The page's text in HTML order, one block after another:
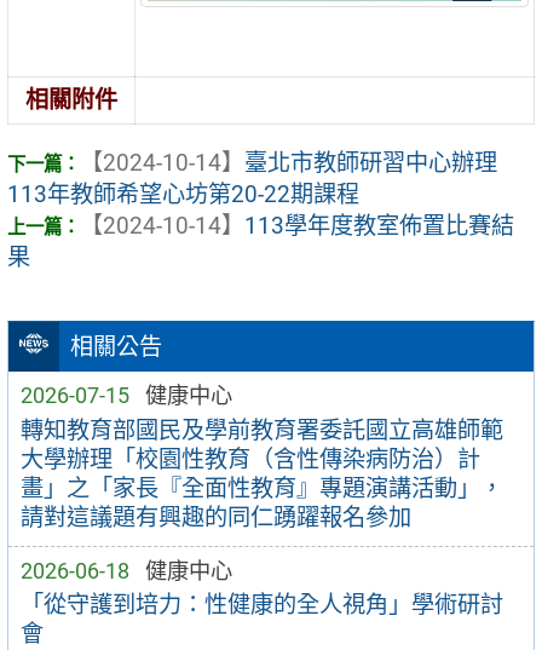
相關公告
2026-07-15 健康中心
轉知教育部國民及學前教育署委託國立高雄師範
大學辦理「校園性教育（含性傳染病防治）計
畫」之「家長『全面性教育』專題演講活動」，
請對這議題有興趣的同仁踴躍報名參加
2026-06-18 健康中心
「從守護到培力：性健康的全人視角」學術研討
會
相關附件
【2024-10-14】 臺北市教師研習中心辦理
113年教師希望心坊第20-22期課程
【2024-10-14】 113學年度教室佈置比賽結
果